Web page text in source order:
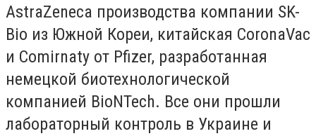
AstraZeneca производства компании SK-
Bio из Южной Кореи, китайская CoronaVac
и Comirnaty от Pfizer, разработанная
немецкой биотехнологической
компанией BioNTech. Все они прошли
лабораторный контроль в Украине и